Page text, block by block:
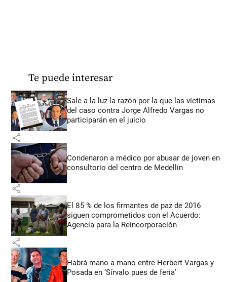
Te puede interesar
Sale a la luz la razón por la que las víctimas
del caso contra Jorge Alfredo Vargas no
participarán en el juicio
share
Condenaron a médico por abusar de joven en
consultorio del centro de Medellín
share
El 85 % de los firmantes de paz de 2016
siguen comprometidos con el Acuerdo:
Agencia para la Reincorporación
share
Habrá mano a mano entre Herbert Vargas y
Posada en ‘Sírvalo pues de feria’